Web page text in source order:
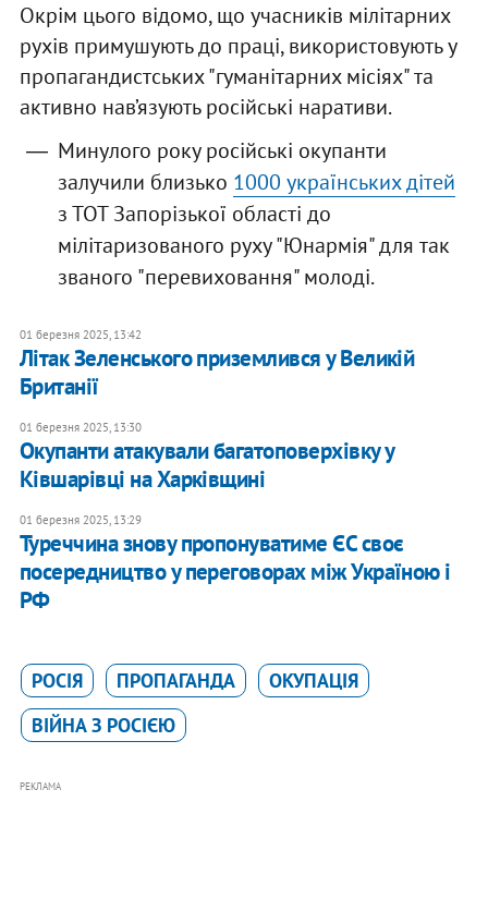
Окрім цього відомо, що учасників мілітарних
рухів примушують до праці, використовують у
пропагандистських "гуманітарних місіях" та
активно нав’язують російські наративи.
Минулого року російські окупанти
залучили близько 1000 українських дітей
з ТОТ Запорізької області до
мілітаризованого руху "Юнармія" для так
званого "перевиховання" молоді.
01 березня 2025, 13:42
Літак Зеленського приземлився у Великій
Британії
01 березня 2025, 13:30
Окупанти атакували багатоповерхівку у
Ківшарівці на Харківщині
01 березня 2025, 13:29
​Туреччина знову пропонуватиме ЄС своє
посередництво у переговорах між Україною і
РФ
РОСІЯ ПРОПАГАНДА
ОКУПАЦІЯ
ВІЙНА З РОСІЄЮ
РЕКЛАМА